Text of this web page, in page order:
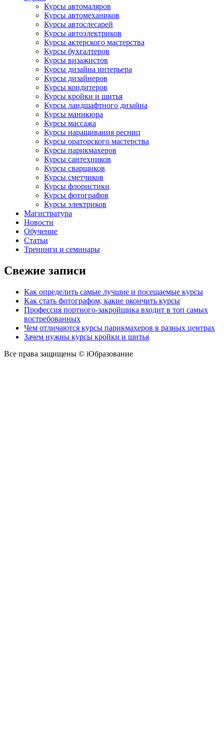
Курсы автомаляров
Курсы автомехаников
Курсы автослесарей
Курсы автоэлектриков
Курсы актерского мастерства
Курсы бухгалтеров
Курсы визажистов
Курсы дизайна интерьера
Курсы дизайнеров
Курсы кондитеров
Курсы кройки и шитья
Курсы ландшафтного дизайна
Курсы маникюра
Курсы массажа
Курсы наращивания ресниц
Курсы ораторского мастерства
Курсы парикмахеров
Курсы сантехников
Курсы сварщиков
Курсы сметчиков
Курсы флористики
Курсы фотографов
Курсы электриков
Магистратура
Новости
Обучение
Статьи
Тренинги и семинары
Свежие записи
Как определить самые лучшие и посещаемые курсы
Как стать фотографом, какие окончить курсы
Профессия портного-закройщика входит в топ самых
востребованных
Чем отличаются курсы парикмахеров в разных центрах
Зачем нужны курсы кройки и шитья
Все права защищены © iОбразование